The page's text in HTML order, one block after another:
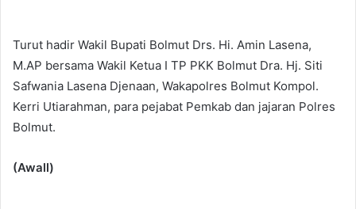
Turut hadir Wakil Bupati Bolmut Drs. Hi. Amin Lasena,
M.AP bersama Wakil Ketua I TP PKK Bolmut Dra. Hj. Siti
Safwania Lasena Djenaan, Wakapolres Bolmut Kompol.
Kerri Utiarahman, para pejabat Pemkab dan jajaran Polres
Bolmut.
(Awall)